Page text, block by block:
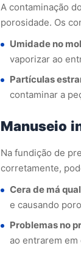
A contaminação
porosidade. Os
Umidade no
vaporizar ao
Partículas
contaminar a
Manuseio
Na fundição de
corretamente,
Cera de má
e causando
Problemas no
ao entrarem